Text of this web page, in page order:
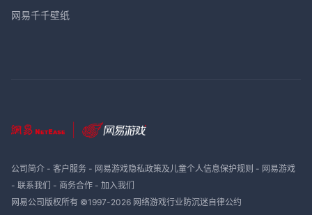
网易千千壁纸
公司简介- 客户服务- 网易游戏隐私政策及儿童个人信息保护规则 - 网易游戏
- 联系我们 - 商务合作- 加入我们
网易公司版权所有 ©1997-2026 网络游戏行业防沉迷自律公约